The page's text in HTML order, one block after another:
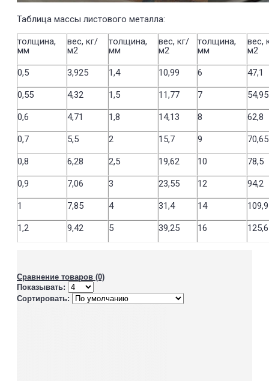
Таблица массы листового металла:
толщина,
мм
вес, кг/
м2
толщина,
мм
вес, кг/
м2
толщина,
мм
вес,
м2
0,5 3,925 1,4 10,99 6 47,1
0,55 4,32 1,5 11,77 7 54,95
0,6 4,71 1,8 14,13 8 62,8
0,7 5,5 2 15,7 9 70,65
0,8 6,28 2,5 19,62 10 78,5
0,9 7,06 3 23,55 12 94,2
1 7,85 4 31,4 14 109,9
1,2 9,42 5 39,25 16 125,6
Сравнение товаров (0)
Показывать:
Сортировать: